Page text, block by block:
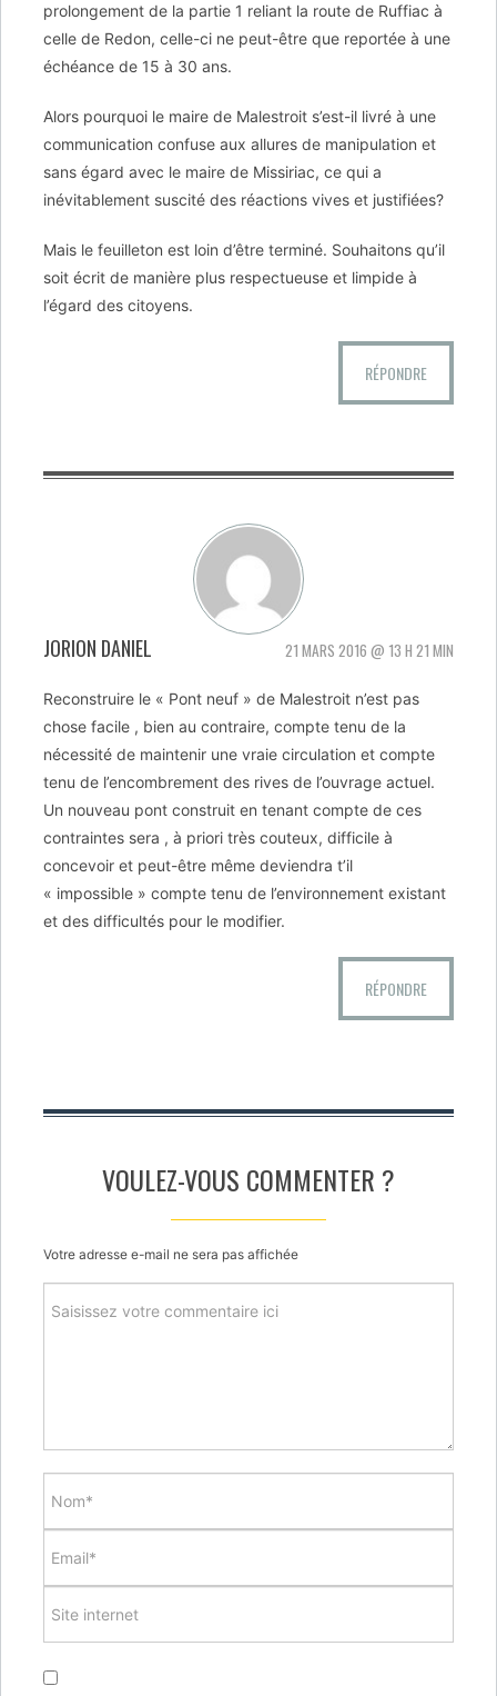
prolongement de la partie 1 reliant la route de Ruffiac à
celle de Redon, celle-ci ne peut-être que reportée à une
échéance de 15 à 30 ans.
Alors pourquoi le maire de Malestroit s’est-il livré à une
communication confuse aux allures de manipulation et
sans égard avec le maire de Missiriac, ce qui a
inévitablement suscité des réactions vives et justifiées?
Mais le feuilleton est loin d’être terminé. Souhaitons qu’il
soit écrit de manière plus respectueuse et limpide à
l’égard des citoyens.
RÉPONDRE
21 MARS 2016 @ 13 H 21 MIN
JORION DANIEL
Reconstruire le « Pont neuf » de Malestroit n’est pas
chose facile , bien au contraire, compte tenu de la
nécessité de maintenir une vraie circulation et compte
tenu de l’encombrement des rives de l’ouvrage actuel.
Un nouveau pont construit en tenant compte de ces
contraintes sera , à priori très couteux, difficile à
concevoir et peut-être même deviendra t’il
« impossible » compte tenu de l’environnement existant
et des difficultés pour le modifier.
RÉPONDRE
VOULEZ-VOUS COMMENTER ?
Votre adresse e-mail ne sera pas affichée